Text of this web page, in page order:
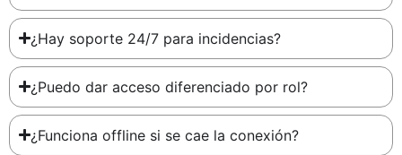
¿Hay soporte 24/7 para incidencias?
¿Puedo dar acceso diferenciado por rol?
¿Funciona offline si se cae la conexión?